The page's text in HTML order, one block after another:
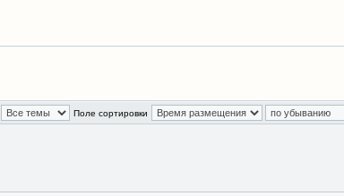
Поле сортировки